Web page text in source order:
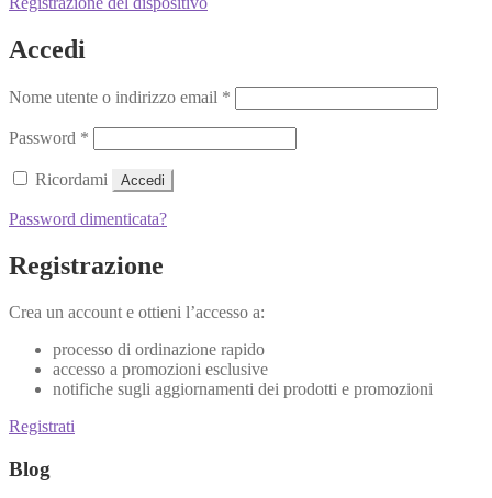
Accedi
Nome utente o indirizzo email *
Password *
Ricordami Accedi
Password dimenticata?
Registrazione
Crea un account e ottieni l’accesso a:
processo di ordinazione rapido
accesso a promozioni esclusive
notifiche sugli aggiornamenti dei prodotti e promozioni
Registrati
Blog